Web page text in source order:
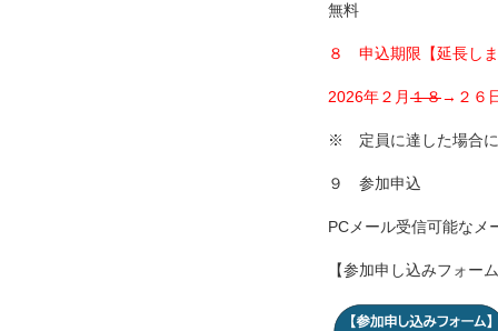
無料
８ 申込期限【延長
2026年２月１８→２６
※ 定員に達した場合に
９ 参加申込
PCメール受信可能なメ
【参加申し込みフォー